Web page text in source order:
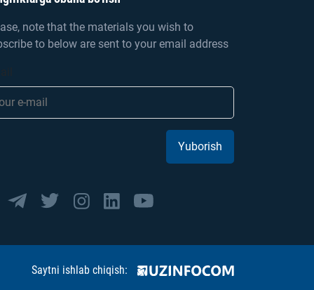
note that the materials you wish to
to below are sent to your email address
Yuborish
Saytni ishlab chiqish: